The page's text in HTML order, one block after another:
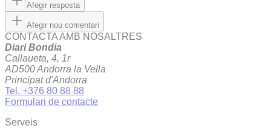
Afegir resposta
Afegir nou comentari
CONTACTA AMB NOSALTRES
Diari Bondia
Callaueta, 4, 1r
AD500 Andorra la Vella
Principat d'Andorra
Tel. +376 80 88 88
Formulari de contacte
Serveis